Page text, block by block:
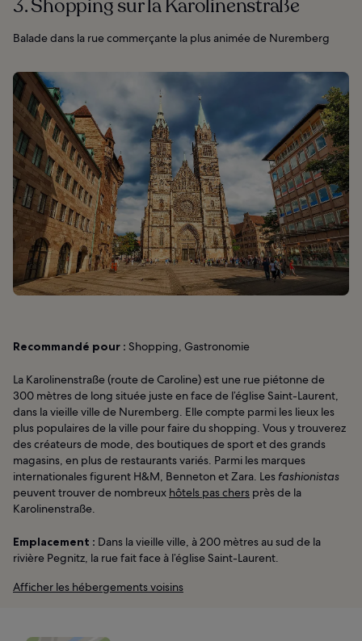
3. Shopping sur la Karolinenstraße
Balade dans la rue commerçante la plus animée de Nuremberg
Recommandé pour : Shopping, Gastronomie
La Karolinenstraße (route de Caroline) est une rue piétonne de
300 mètres de long située juste en face de l’église Saint-Laurent,
dans la vieille ville de Nuremberg. Elle compte parmi les lieux les
plus populaires de la ville pour faire du shopping. Vous y trouverez
des créateurs de mode, des boutiques de sport et des grands
magasins, en plus de restaurants variés. Parmi les marques
internationales figurent H&M, Benneton et Zara. Les fashionistas
peuvent trouver de nombreux hôtels pas chers près de la
Karolinenstraße.
Emplacement : Dans la vieille ville, à 200 mètres au sud de la
rivière Pegnitz, la rue fait face à l’église Saint-Laurent.
Afficher les hébergements voisins